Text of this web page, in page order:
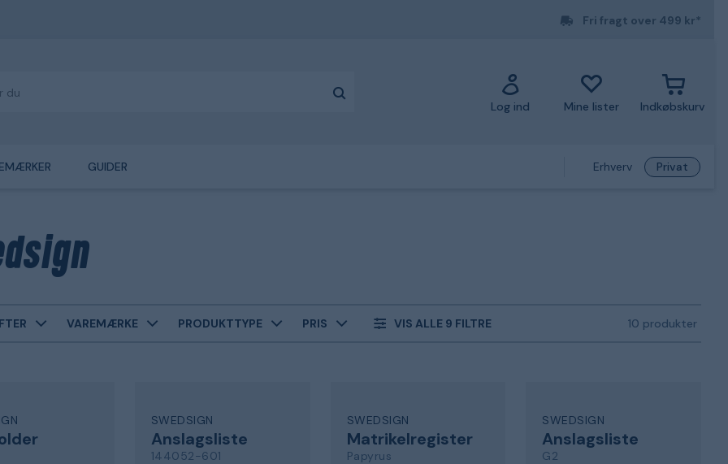
Fri fragt over 499 kr*
Log ind Mine lister Indkøbskurv
GUIDER Erhverv Privat
VAREMÆRKE PRODUKTTYPE PRIS VIS ALLE 9 FILTRE 10 produkter
SWEDSIGN
Anslagsliste
144052-601
SWEDSIGN
Matrikelregister
Papyrus
SWEDSIGN
Anslagsliste
G2